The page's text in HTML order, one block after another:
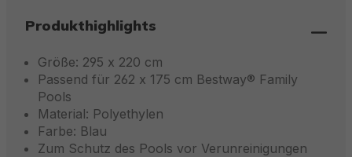
Produkthighlights
Größe: 295 x 220 cm
Passend für 262 x 175 cm Bestway® Family
Pools
Material: Polyethylen
Farbe: Blau
Zum Schutz des Pools vor Verunreinigungen